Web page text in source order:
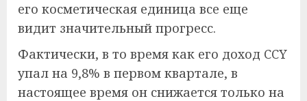
его косметическая единица все еще
видит значительный прогресс.
Фактически, в то время как его доход CCY
упал на 9,8% в первом квартале, в
настоящее время он снижается только на